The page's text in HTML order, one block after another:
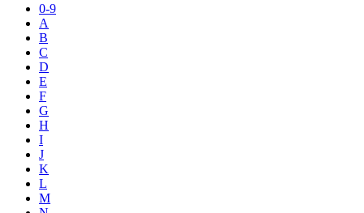
0-9
A
B
C
D
E
F
G
H
I
J
K
L
M